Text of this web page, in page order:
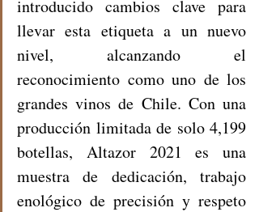
introducido cambios clave para
llevar esta etiqueta a un nuevo
nivel, alcanzando el
reconocimiento como uno de los
grandes vinos de Chile. Con una
producción limitada de solo 4,199
botellas, Altazor 2021 es una
muestra de dedicación, trabajo
enológico de precisión y respeto